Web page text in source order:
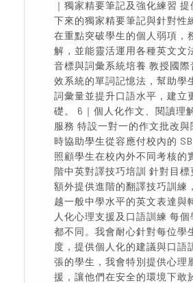
｜獨家精要筆記及強化練習
下來的獨家精要筆記與針對性
在重點突破學生的個人弱項，
解，並能靈活運用各種英文文
音標與詞彙系統培養 教授國際
效系統的單詞記憶法，幫助學
詞彙量並提升口語水平，建立
礎。 6｜個人化作文、閱讀理
服務 特設一對一的作文批改
時協助學生從容應付校內的
照顧學生在校內外不同考核的
階中英對譯技巧培訓 針對目
額外提供進階的翻譯技巧訓練
越一般中學水平的英文表達與
人化心理支援及口語訓練 每
都不同。我會耐心針對每位學
度，提供個人化的建議與口語
張的學生，我會特別提供心理
援，讓他們在安全的環境下敢